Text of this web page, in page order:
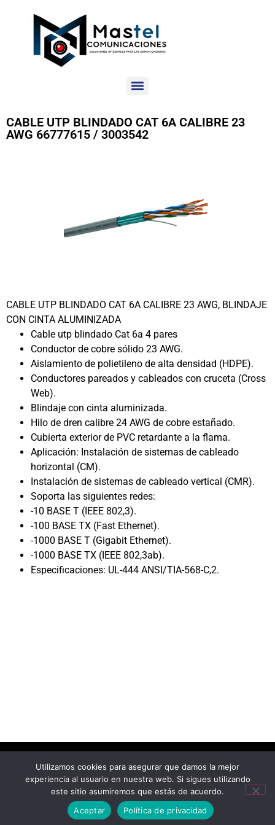
CABLE UTP BLINDADO CAT 6A CALIBRE 23
AWG 66777615 / 3003542
CABLE UTP BLINDADO CAT 6A CALIBRE 23 AWG, BLINDAJE
CON CINTA ALUMINIZADA
Cable utp blindado Cat 6a 4 pares
Conductor de cobre sólido 23 AWG.
Aislamiento de polietileno de alta densidad (HDPE).
Conductores pareados y cableados con cruceta (Cross
Web).
Blindaje con cinta aluminizada.
Hilo de dren calibre 24 AWG de cobre estañado.
Cubierta exterior de PVC retardante a la flama.
Aplicación: Instalación de sistemas de cableado
horizontal (CM).
Instalación de sistemas de cableado vertical (CMR).
Soporta las siguientes redes:
-10 BASE T (IEEE 802,3).
-100 BASE TX (Fast Ethernet).
-1000 BASE T (Gigabit Ethernet).
-1000 BASE TX (IEEE 802,3ab).
Especificaciones: UL-444 ANSI/TIA-568-C,2.
Utilizamos cookies para asegurar que damos la mejor
experiencia al usuario en nuestra web. Si sigues utilizando
este sitio asumiremos que estás de acuerdo.
Aceptar
Política de privacidad